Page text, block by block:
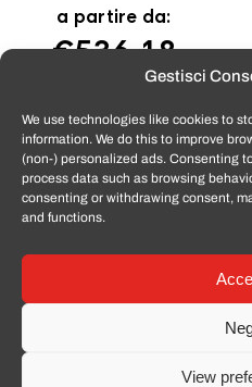
Gestisci
We use technologies like cookies to
information. We do this to improve
(non-) personalized ads. Consenting
process data such as browsing
consenting or withdrawing consent,
and functions.
View
a partire da:
€536,18
Tutti i prodotti venduti da
garanzia convenzionale del
difetti di conformità, ai sensi del
dell’assistenza in garanzia, il
l’email di conferma ordine (o il
La garanzia convenzionale del
sulle piattaforme messe a